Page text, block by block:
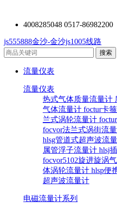
4008285048 0517-86982200
js555888金沙-金沙js1005线路
流量仪表
流量仪表
热式气体质量流量计
气体流量计 foctur卡
兰式涡轮流量计
focvor法兰式涡街流
hlsg管道式超声波流
属管浮子流量计 hlsj
focvor5102旋进旋涡
体涡轮流量计 hlsp便
超声波流量计
电磁流量计系列